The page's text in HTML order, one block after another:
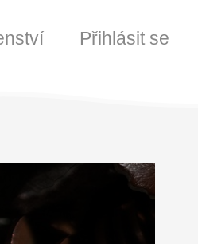
Přihlásit se